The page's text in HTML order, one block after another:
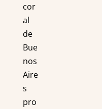
cor
al
de
Bue
nos
Aire
s
pro